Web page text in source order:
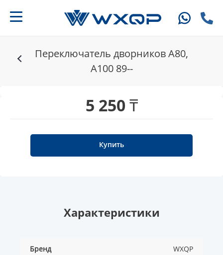
Переключатель дворников A80,
A100 89--
5 250 ₸
Купить
Характеристики
Бренд WXQP